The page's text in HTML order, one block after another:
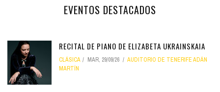
EVENTOS DESTACADOS
RECITAL DE PIANO DE ELIZABETA UKRAINSKAIA
CLÁSICA MAR, 29/09/26
AUDITORIO DE TENERIFE ADÁN
MARTÍN